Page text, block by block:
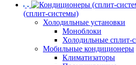
(сплит-системы)
Холодильные установки
Моноблоки
Холодильные сплит-
Мобильные кондиционеры
Климатизаторы